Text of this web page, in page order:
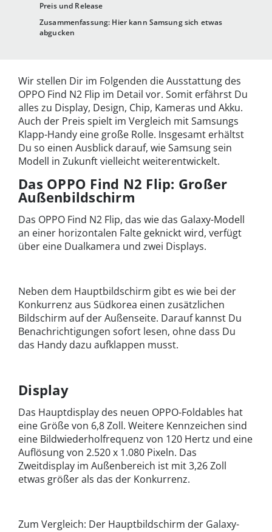
Preis und Release
Zusammenfassung: Hier kann Samsung sich etwas
abgucken
Wir stellen Dir im Folgenden die Ausstattung des
OPPO Find N2 Flip im Detail vor. Somit erfährst Du
alles zu Display, Design, Chip, Kameras und Akku.
Auch der Preis spielt im Vergleich mit Samsungs
Klapp-Handy eine große Rolle. Insgesamt erhältst
Du so einen Ausblick darauf, wie Samsung sein
Modell in Zukunft vielleicht weiterentwickelt.
Das OPPO Find N2 Flip: Großer
Außenbildschirm
Das OPPO Find N2 Flip, das wie das Galaxy-Modell
an einer horizontalen Falte geknickt wird, verfügt
über eine Dualkamera und zwei Displays.
Neben dem Hauptbildschirm gibt es wie bei der
Konkurrenz aus Südkorea einen zusätzlichen
Bildschirm auf der Außenseite. Darauf kannst Du
Benachrichtigungen sofort lesen, ohne dass Du
das Handy dazu aufklappen musst.
Display
Das Hauptdisplay des neuen OPPO-Foldables hat
eine Größe von 6,8 Zoll. Weitere Kennzeichen sind
eine Bildwiederholfrequenz von 120 Hertz und eine
Auflösung von 2.520 x 1.080 Pixeln. Das
Zweitdisplay im Außenbereich ist mit 3,26 Zoll
etwas größer als das der Konkurrenz.
Zum Vergleich: Der Hauptbildschirm der Galaxy-